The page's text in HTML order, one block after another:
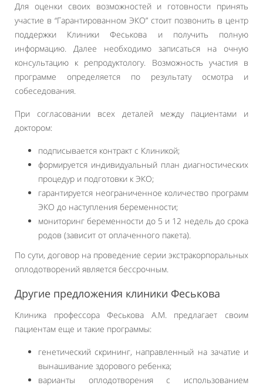
Для оценки своих возможностей и готовности принять
участие в “Гарантированном ЭКО” стоит позвонить в центр
поддержки Клиники Феськова и получить полную
информацию. Далее необходимо записаться на очную
консультацию к репродуктологу. Возможность участия в
программе определяется по результату осмотра и
собеседования.
При согласовании всех деталей между пациентами и
доктором:
подписывается контракт с Клиникой;
формируется индивидуальный план диагностических
процедур и подготовки к ЭКО;
гарантируется неограниченное количество программ
ЭКО до наступления беременности;
мониторинг беременности до 5 и 12 недель до срока
родов (зависит от оплаченного пакета).
По сути, договор на проведение серии экстракорпоральных
оплодотворений является бессрочным.
Другие предложения клиники Феськова
Клиника профессора Феськова А.М. предлагает своим
пациентам еще и такие программы:
генетический скрининг, направленный на зачатие и
вынашивание здорового ребенка;
варианты оплодотворения с использованием